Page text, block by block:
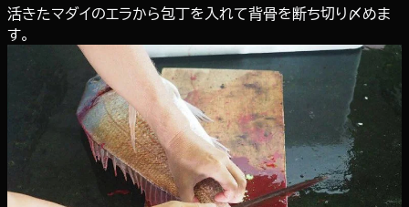
活きたマダイのエラから包丁を入れて背骨を断ち切り〆めま
す。